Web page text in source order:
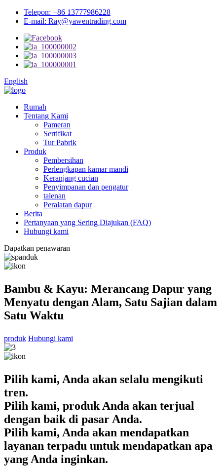
Telepon: +86 13777986228
E-mail: Ray@yawentrading.com
English
Rumah
Tentang Kami
Pameran
Sertifikat
Tur Pabrik
Produk
Pembersihan
Perlengkapan kamar mandi
Keranjang cucian
Penyimpanan dan pengatur
talenan
Peralatan dapur
Berita
Pertanyaan yang Sering Diajukan (FAQ)
Hubungi kami
Dapatkan penawaran
Bambu & Kayu: Merancang Dapur yang
Menyatu dengan Alam, Satu Sajian dalam
Satu Waktu
produk Hubungi kami
Pilih kami, Anda akan selalu mengikuti
tren.
Pilih kami, produk Anda akan terjual
dengan baik di pasar Anda.
Pilih kami, Anda akan mendapatkan
layanan terpadu untuk mendapatkan apa
yang Anda inginkan.